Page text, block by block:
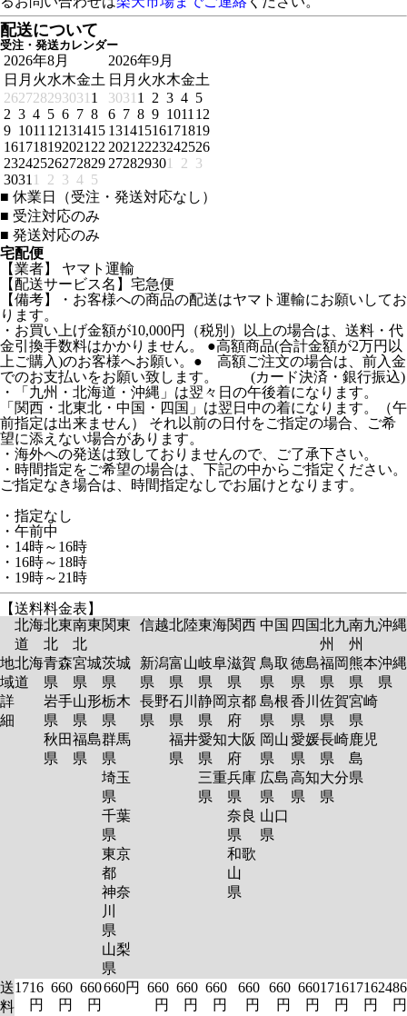
配送について
受注・発送カレンダー
2026年8月
日 月 火水木金土
262728293031 1
2 3 4 5 6 7 8
9 1011 12131415
161718192021 22
23242526272829
3031 1 2 3 4 5
2026年9月
日 月 火水木金土
3031 1 2 3 4 5
6 7 8 9 1011 12
13141516171819
2021 2223242526
272829301 2 3
■ 休業日（受注・発送対応なし）
■ 受注対応のみ
■ 発送対応のみ
宅配便
【業者】 ヤマト運輸
【配送サービス名】宅急便
【備考】・お客様への商品の配送はヤマト運輸にお願いしてお
ります。
・お買い上げ金額が10,000円（税別）以上の場合は、送料・代
金引換手数料はかかりません。 ●高額商品(合計金額が2万円以
上ご購入)のお客様へお願い。● 高額ご注文の場合は、前入金
でのお支払いをお願い致します。 (カード決済・銀行振込)
・「九州・北海道・沖縄」は翌々日の午後着になります。
「関西・北東北・中国・四国」は翌日中の着になります。（午
前指定は出来ません） それ以前の日付をご指定の場合、ご希
望に添えない場合があります。
・海外への発送は致しておりませんので、ご了承下さい。
・時間指定をご希望の場合は、下記の中からご指定ください。
ご指定なき場合は、時間指定なしでお届けとなります。
・指定なし
・午前中
・14時～16時
・16時～18時
・19時～21時
【送料料金表】
北海
道
北東
北
南東
北
関東 信越北陸東海関西 中国 四国北九
州
南九
州
沖縄
地
域
詳
細
北海
道
青森
県
岩手
県
秋田
県
宮城
県
山形
県
福島
県
茨城
県
栃木
県
群馬
県
埼玉
県
千葉
県
東京
都
神奈
川
県
山梨
県
新潟
県
長野
県
富山
県
石川
県
福井
県
岐阜
県
静岡
県
愛知
県
三重
県
滋賀
県
京都
府
大阪
府
兵庫
県
奈良
県
和歌
山
県
鳥取
県
島根
県
岡山
県
広島
県
山口
県
徳島
県
香川
県
愛媛
県
高知
県
福岡
県
佐賀
県
長崎
県
大分
県
熊本
県
宮崎
県
鹿児
島
県
沖縄
県
送
料
1716
円
660
円
660
円
660円
660
円
660
円
660
円
660
円
660
円
660
円
1716
円
1716
円
2486
円